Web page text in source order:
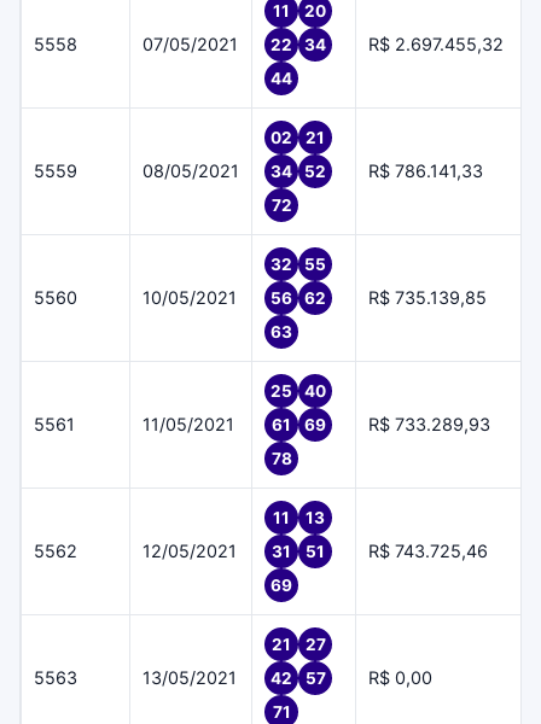
5558 07/05/2021
11
20
22
34
44
R$ 2.697.455,32
5559 08/05/2021
02
21
34
52
72
R$ 786.141,33
5560 10/05/2021
32
55
56
62
63
R$ 735.139,85
5561 11/05/2021
25
40
61
69
78
R$ 733.289,93
5562 12/05/2021
11
13
31
51
69
R$ 743.725,46
5563 13/05/2021
21
27
42
57
71
R$ 0,00